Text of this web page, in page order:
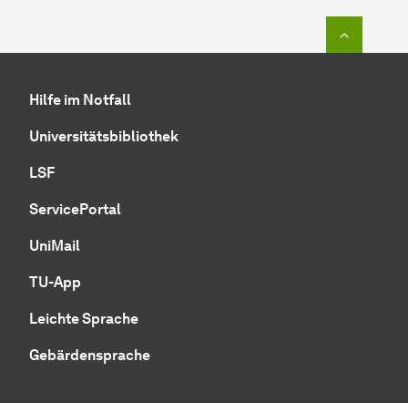
Hilfe im Notfall
Universitätsbibliothek
LSF
ServicePortal
UniMail
TU-App
Leichte Sprache
Gebärdensprache